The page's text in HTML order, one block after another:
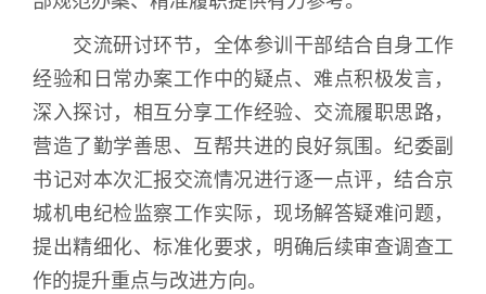
交流研讨环节，全体参训干部结合自身工作
经验和日常办案工作中的疑点、难点积极发言，
深入探讨，相互分享工作经验、交流履职思路，
营造了勤学善思、互帮共进的良好氛围。纪委副
书记对本次汇报交流情况进行逐一点评，结合京
城机电纪检监察工作实际，现场解答疑难问题，
提出精细化、标准化要求，明确后续审查调查工
作的提升重点与改进方向。